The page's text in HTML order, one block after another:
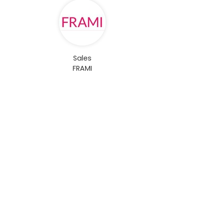
Sales
FRAMI